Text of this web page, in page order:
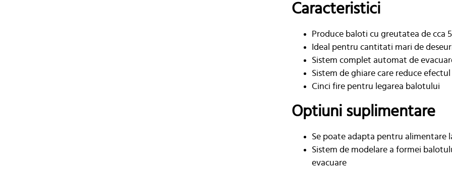
Caracteristici
Produce baloti cu greutatea de cca
Ideal pentru cantitati mari de
Sistem complet automat de
Sistem de ghiare care reduce
Cinci fire pentru legarea balotului
Optiuni suplimentare
Se poate adapta pentru alimentare
Sistem de modelare a formei
evacuare